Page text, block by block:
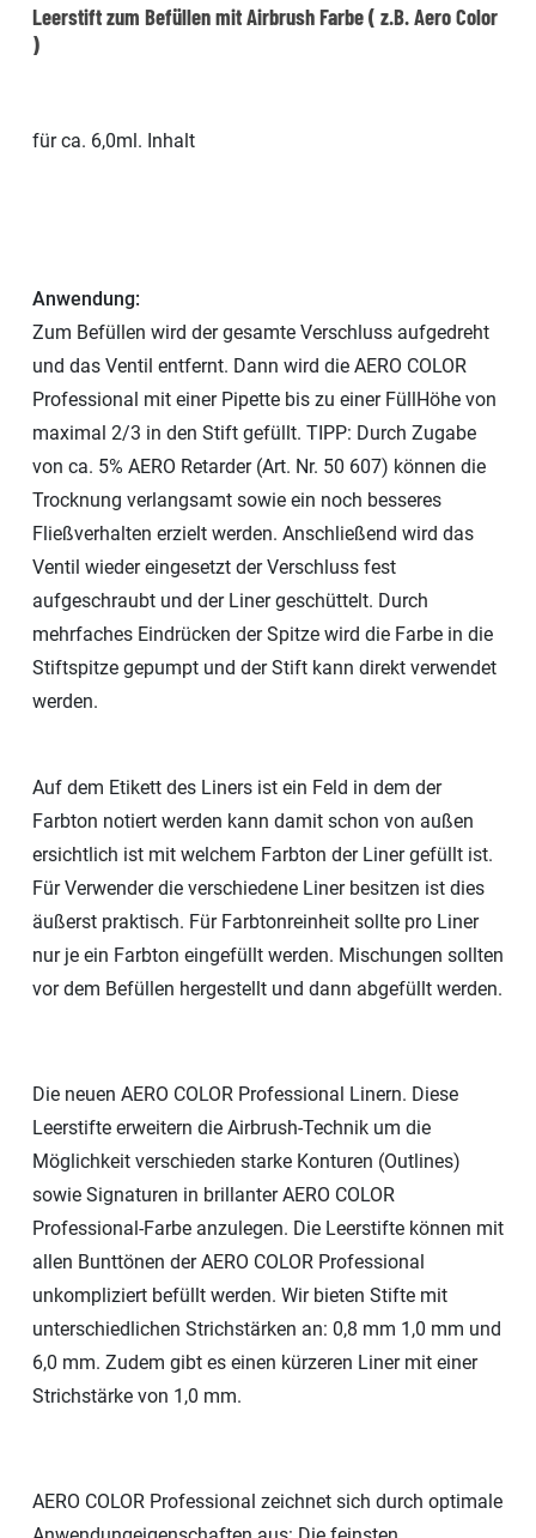
Leerstift zum Befüllen mit Airbrush Farbe ( z.B. Aero Color
)
für ca. 6,0ml. Inhalt
Anwendung:
Zum Befüllen wird der gesamte Verschluss aufgedreht
und das Ventil entfernt. Dann wird die AERO COLOR
Professional mit einer Pipette bis zu einer FüllHöhe von
maximal 2/3 in den Stift gefüllt. TIPP: Durch Zugabe
von ca. 5% AERO Retarder (Art. Nr. 50 607) können die
Trocknung verlangsamt sowie ein noch besseres
Fließverhalten erzielt werden. Anschließend wird das
Ventil wieder eingesetzt der Verschluss fest
aufgeschraubt und der Liner geschüttelt. Durch
mehrfaches Eindrücken der Spitze wird die Farbe in die
Stiftspitze gepumpt und der Stift kann direkt verwendet
werden.
Auf dem Etikett des Liners ist ein Feld in dem der
Farbton notiert werden kann damit schon von außen
ersichtlich ist mit welchem Farbton der Liner gefüllt ist.
Für Verwender die verschiedene Liner besitzen ist dies
äußerst praktisch. Für Farbtonreinheit sollte pro Liner
nur je ein Farbton eingefüllt werden. Mischungen sollten
vor dem Befüllen hergestellt und dann abgefüllt werden.
Die neuen AERO COLOR Professional Linern. Diese
Leerstifte erweitern die Airbrush-Technik um die
Möglichkeit verschieden starke Konturen (Outlines)
sowie Signaturen in brillanter AERO COLOR
Professional-Farbe anzulegen. Die Leerstifte können mit
allen Bunttönen der AERO COLOR Professional
unkompliziert befüllt werden. Wir bieten Stifte mit
unterschiedlichen Strichstärken an: 0,8 mm 1,0 mm und
6,0 mm. Zudem gibt es einen kürzeren Liner mit einer
Strichstärke von 1,0 mm.
AERO COLOR Professional zeichnet sich durch optimale